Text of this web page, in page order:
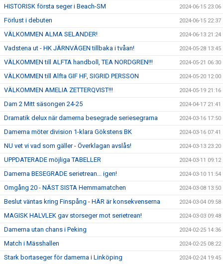
HISTORISK första seger i Beach-SM 2024-06-15 23:06
Förlust i debuten 2024-06-15 22:37
VÄLKOMMEN ALMA SELANDER! 2024-06-13 21:24
Vadstena ut - HK JÄRNVÄGEN tillbaka i tvåan! 2024-05-28 13:45
VÄLKOMMEN till ALFTA handboll, TEA NORDGREN!!! 2024-05-21 06:30
VÄLKOMMEN till Alfta GIF HF, SIGRID PERSSON 2024-05-20 12:00
VÄLKOMMEN AMELIA ZETTERQVIST!!! 2024-05-19 21:16
Dam 2 Mitt säsongen 24-25 2024-04-17 21:41
Dramatik delux när damerna besegrade seriesegrarna 2024-03-16 17:50
Damerna möter division 1-klara Gökstens BK 2024-03-16 07:41
NU vet vi vad som gäller - Överklagan avslås! 2024-03-13 23:20
UPPDATERADE möjliga TABELLER 2024-03-11 09:12
Damerna BESEGRADE serietrean... igen! 2024-03-10 11:54
Omgång 20 - NÄST SISTA Hemmamatchen 2024-03-08 13:50
Beslut väntas kring Finspång - HÄR är konsekvenserna 2024-03-04 09:58
MAGISK HALVLEK gav storseger mot serietrean! 2024-03-03 09:48
Damerna utan chans i Peking 2024-02-25 14:36
Match i Mässhallen 2024-02-25 08:22
Stark bortaseger för damerna i Linköping 2024-02-24 19:45